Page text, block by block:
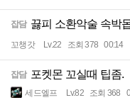
잡담 끓피 소환악술 속박
꼬챙갓 Lv.22 조회 378 00:14
잡담 포켓몬 꼬실때 팁좀.
세드엘프 Lv.82 조회 368